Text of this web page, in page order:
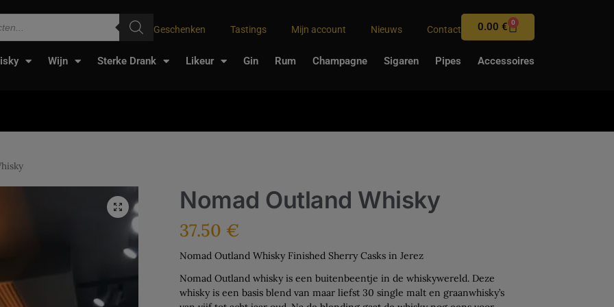
Geschenken Tastings Mijn account Nieuws Contact 0.00€ 0
Wijn Sterke Drank Likeur Gin Rum Champagne Sigaren Pipes Accessoires
Nomad Outland Whisky
37.50 €
Nomad Outland Whisky Finished Sherry Casks in Jerez
Nomad Outland whisky is een buitenbeentje in de whiskywereld. Deze
whisky is een basis blend van maar liefst 30 single malt en graanwhisky’s